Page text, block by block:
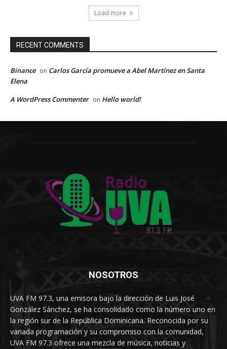
Load more
RECENT COMMENTS
Binance on Carlos García promueve a Abel Martínez en Santa
Elena
A WordPress Commenter on Hello world!
NOSOTROS
UVA FM 97.3, una emisora bajo la dirección de Luis José
González Sánchez, se ha consolidado como la número uno en
la región sur de la República Dominicana. Reconocida por su
variada programación y su compromiso con la comunidad,
UVA FM 97.3 ofrece una mezcla de música, noticias y